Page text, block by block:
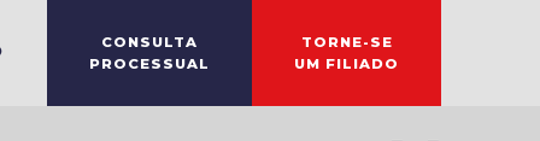
CONSULTA
PROCESSUAL
TORNE-SE
UM FILIADO